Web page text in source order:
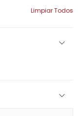
Limpiar Todos